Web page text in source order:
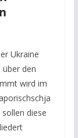
Ukraine
den
wird im
diese